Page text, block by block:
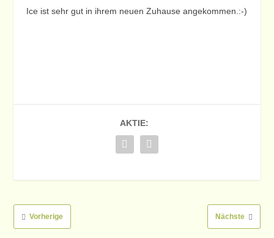
Ice ist sehr gut in ihrem neuen Zuhause angekommen.:-)
AKTIE:
Vorherige Nächste